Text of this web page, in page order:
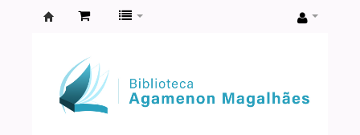
Agamenon
Magalhães